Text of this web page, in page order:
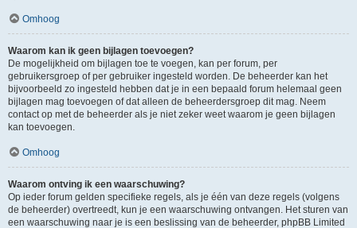
Omhoog
Waarom kan ik geen bijlagen toevoegen?
De mogelijkheid om bijlagen toe te voegen, kan per forum, per
gebruikersgroep of per gebruiker ingesteld worden. De beheerder kan het
bijvoorbeeld zo ingesteld hebben dat je in een bepaald forum helemaal geen
bijlagen mag toevoegen of dat alleen de beheerdersgroep dit mag. Neem
contact op met de beheerder als je niet zeker weet waarom je geen bijlagen
kan toevoegen.
Omhoog
Waarom ontving ik een waarschuwing?
Op ieder forum gelden specifieke regels, als je één van deze regels (volgens
de beheerder) overtreedt, kun je een waarschuwing ontvangen. Het sturen van
een waarschuwing naar je is een beslissing van de beheerder, phpBB Limited